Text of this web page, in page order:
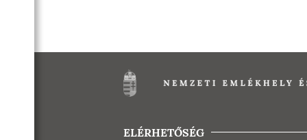
ELÉRHETŐSÉG